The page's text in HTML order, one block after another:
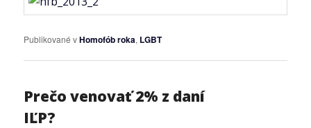
Publikované vHomofób roka, LGBT
Prečo venovať 2% z daní
IĽP?